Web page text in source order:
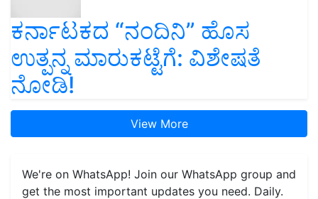
ಕರ್ನಾಟಕದ “ನಂದಿನಿ” ಹೊಸ
ಉತ್ಪನ್ನ ಮಾರುಕಟ್ಟೆಗೆ: ವಿಶೇಷತೆ
ನೋಡಿ!
View More
We're on WhatsApp! Join our WhatsApp group and
get the most important updates you need. Daily.